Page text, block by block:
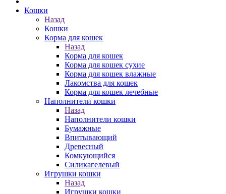
Кошки
Назад
Кошки
Корма для кошек
Назад
Корма для кошек
Корма для кошек сухие
Корма для кошек влажные
Лакомства для кошек
Корма для кошек лечебные
Наполнители кошки
Назад
Наполнители кошки
Бумажные
Впитывающий
Древесный
Комкующийся
Силикагелевый
Игрушки кошки
Назад
Игрушки кошки